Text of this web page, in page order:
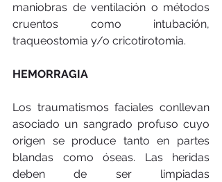
maniobras de ventilación o métodos
cruentos como intubación,
traqueostomia y/o cricotirotomia.
HEMORRAGIA
Los traumatismos faciales conllevan
asociado un sangrado profuso cuyo
origen se produce tanto en partes
blandas como óseas. Las heridas
deben de ser limpiadas